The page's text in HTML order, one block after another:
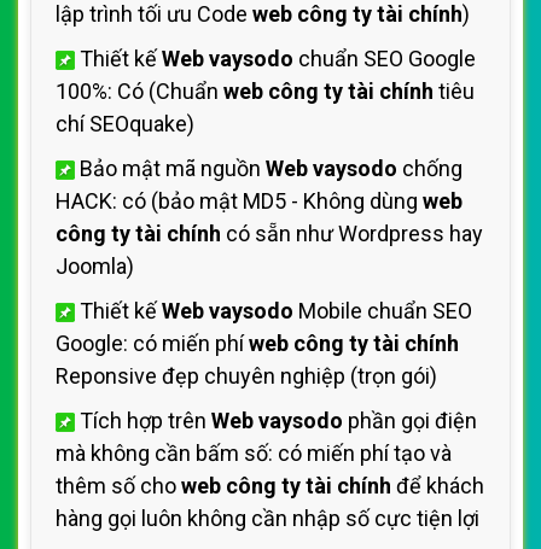
lập trình tối ưu Code web công ty tài chính)
Thiết kếWeb vaysodo chuẩn SEO Google
100%: Có (Chuẩn web công ty tài chính tiêu
chí SEOquake)
Bảo mật mã nguồn Web vaysodo chống
HACK: có (bảo mật MD5 - Không dùng web
công ty tài chính có sẵn như Wordpress hay
Joomla)
Thiết kếWeb vaysodo Mobile chuẩn SEO
Google: có miến phíweb công ty tài chính
Reponsive đẹp chuyên nghiệp (trọn gói)
Tích hợp trên Web vaysodo phần gọi điện
mà không cần bấm số: có miến phí tạo và
thêm số choweb công ty tài chính để khách
hàng gọi luôn không cần nhập số cực tiện lợi